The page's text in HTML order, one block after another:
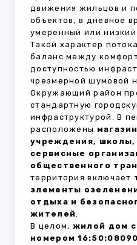
движения жильцов и
объектов, в дневное
умеренный или
Такой характер
баланс между
доступностью
чрезмерной шумовой
Окружающий район
стандартную
инфраструктурой. В
расположены
учреждения, школы,
сервисные
общественного
территория включает
элементы
отдыха и
жителей.
В целом, жилой дом
номером